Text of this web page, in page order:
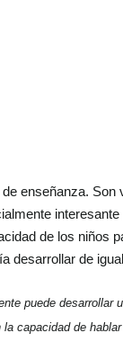
enseñanza. Son
de los niños
desarrollar de
puede desarrollar
capacidad de